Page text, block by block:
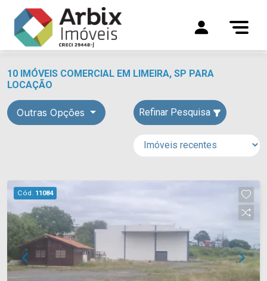
10 IMÓVEIS COMERCIAL EM LIMEIRA, SP PARA
LOCAÇÃO
Outras Opções Refinar Pesquisa
Cód. 11084